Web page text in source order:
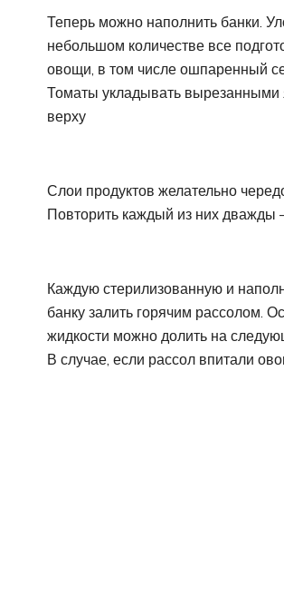
Теперь можно наполнить банки.
небольшом количестве все
овощи, в том числе ошпаренный
Томаты укладывать вырезанными
верху
Слои продуктов желательно
Повторить каждый из них дважды
Каждую стерилизованную и
банку залить горячим рассолом.
жидкости можно долить на
В случае, если рассол впитали